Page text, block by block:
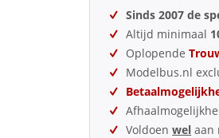
Sinds 2007 de
Altijd minimaal
Oplopende
Modelbus.nl
Voldoenwel aan